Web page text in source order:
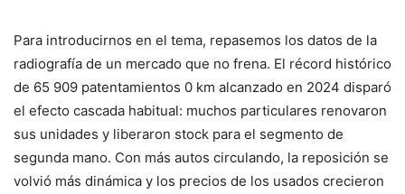
Para introducirnos en el tema, repasemos los datos de la
radiografía de un mercado que no frena. El récord histórico
de 65 909 patentamientos 0 km alcanzado en 2024 disparó
el efecto cascada habitual: muchos particulares renovaron
sus unidades y liberaron stock para el segmento de
segunda mano. Con más autos circulando, la reposición se
volvió más dinámica y los precios de los usados crecieron